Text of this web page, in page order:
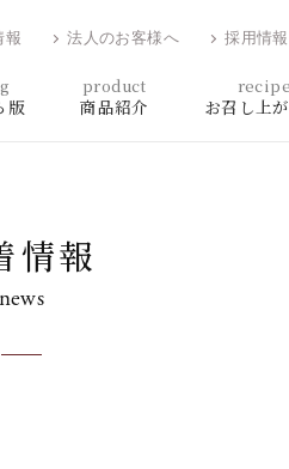
報 法人のお客様へ 採用情報
版
product
商品紹介 お召し上
情報
news